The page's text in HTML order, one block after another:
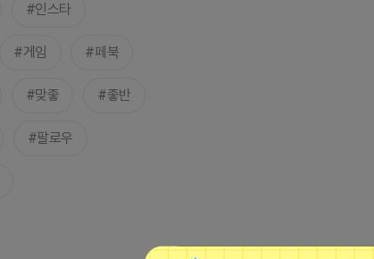
인스타
게임 페북
맞좋 좋반
팔로우